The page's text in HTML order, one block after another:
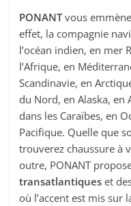
PONANTvous
effet, la compagnie
l’océan indien, en mer
l’Afrique, en
Scandinavie, en
du Nord, en Alaska, en
dans les Caraïbes, en
Pacifique. Quelle que
trouverez chaussure à
outre, PONANT
transatlantiques et
où l’accent est mis sur